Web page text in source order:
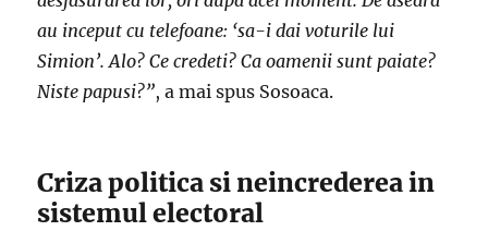
au inceput cu telefoane: ‘sa-i dai voturile lui
Simion’. Alo? Ce credeti? Ca oamenii sunt paiate?
Niste papusi?”, a mai spus Sosoaca.
Criza politica si neincrederea in
sistemul electoral